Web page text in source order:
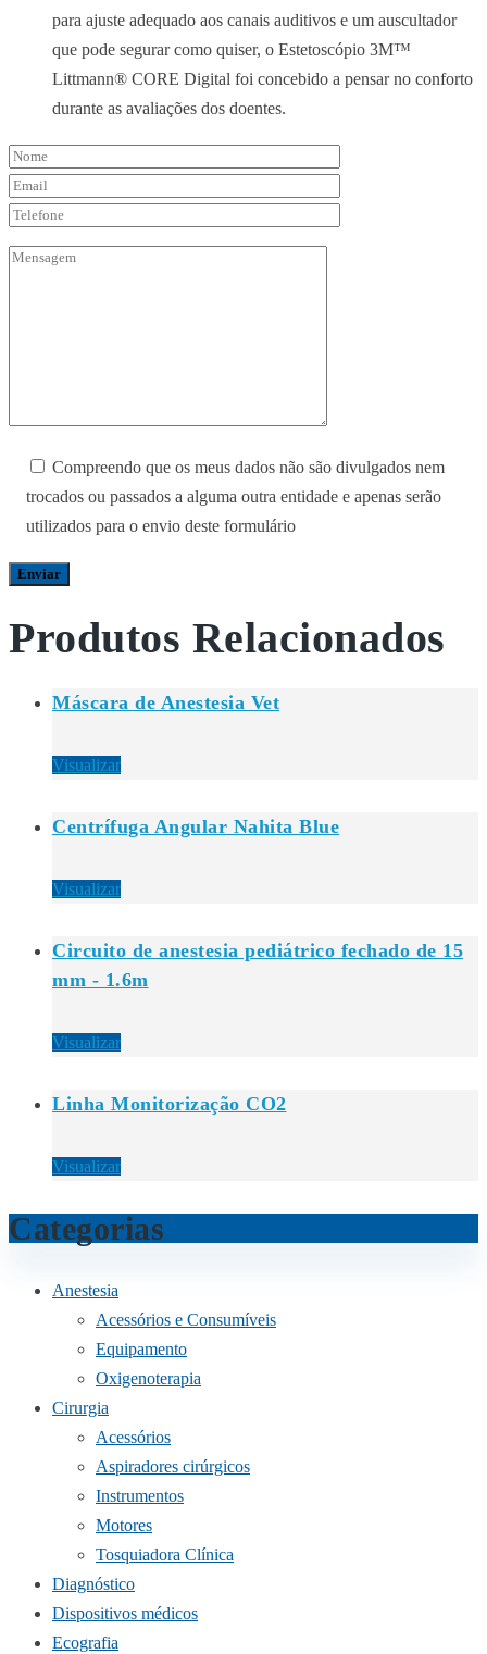
para ajuste adequado aos canais auditivos e um auscultador
que pode segurar como quiser, o Estetoscópio 3M™
Littmann® CORE Digital foi concebido a pensar no conforto
durante as avaliações dos doentes.
Compreendo que os meus dados não são divulgados nem
trocados ou passados a alguma outra entidade e apenas serão
utilizados para o envio deste formulário
Produtos Relacionados
Máscara de Anestesia Vet
Visualizar
Centrífuga Angular Nahita Blue
Visualizar
Circuito de anestesia pediátrico fechado de 15
mm - 1.6m
Visualizar
Linha Monitorização CO2
Visualizar
Categorias
Anestesia
Acessórios e Consumíveis
Equipamento
Oxigenoterapia
Cirurgia
Acessórios
Aspiradores cirúrgicos
Instrumentos
Motores
Tosquiadora Clínica
Diagnóstico
Dispositivos médicos
Ecografia